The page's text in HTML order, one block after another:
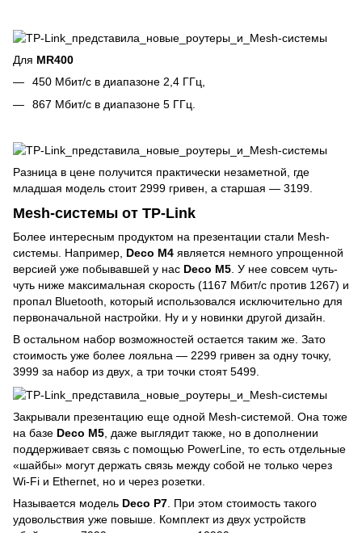
Для MR400
450 Мбит/с в диапазоне 2,4 ГГц,
867 Мбит/с в диапазоне 5 ГГц.
Разница в цене получится практически незаметной, где
младшая модель стоит 2999 гривен, а старшая — 3199.
Mesh-системы от TP-Link
Более интересным продуктом на презентации стали Mesh-
системы. Например, Deco M4 является немного упрощенной
версией уже побывавшей у нас Deco M5. У нее совсем чуть-
чуть ниже максимальная скорость (1167 Мбит/с против 1267) и
пропал Bluetooth, который использовался исключительно для
первоначальной настройки. Ну и у новинки другой дизайн.
В остальном набор возможностей остается таким же. Зато
стоимость уже более лояльна — 2299 гривен за одну точку,
3999 за набор из двух, а три точки стоят 5499.
Закрывали презентацию еще одной Mesh-системой. Она тоже
на базе Deco M5 , даже выглядит также, но в дополнении
поддерживает связь с помощью PowerLine, то есть отдельные
«шайбы» могут держать связь между собой не только через
Wi-Fi и Ethernet, но и через розетки.
Называется модель Deco P7 . При этом стоимость такого
удовольствия уже повыше. Комплект из двух устройств